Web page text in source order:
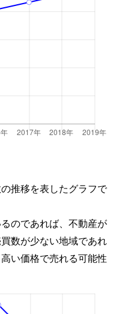
推移を表したグラフで
のであれば、不動産が
数が少ない地域であれ
い価格で売れる可能性